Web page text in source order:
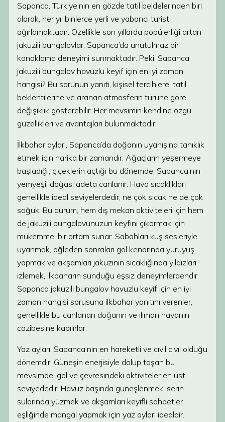
Sapanca, Türkiye’nin en gözde tatil beldelerinden biri
olarak, her yıl binlerce yerli ve yabancı turisti
ağırlamaktadır. Özellikle son yıllarda popülerliği artan
jakuzili bungalovlar, Sapanca’da unutulmaz bir
konaklama deneyimi sunmaktadır. Peki, Sapanca
jakuzili bungalov havuzlu keyif için en iyi zaman
hangisi? Bu sorunun yanıtı, kişisel tercihlere, tatil
beklentilerine ve aranan atmosferin türüne göre
değişiklik gösterebilir. Her mevsimin kendine özgü
güzellikleri ve avantajları bulunmaktadır.
İlkbahar ayları, Sapanca’da doğanın uyanışına tanıklık
etmek için harika bir zamandır. Ağaçların yeşermeye
başladığı, çiçeklerin açtığı bu dönemde, Sapanca’nın
yemyeşil doğası adeta canlanır. Hava sıcaklıkları
genellikle ideal seviyelerdedir; ne çok sıcak ne de çok
soğuk. Bu durum, hem dış mekan aktiviteleri için hem
de jakuzili bungalovunuzun keyfini çıkarmak için
mükemmel bir ortam sunar. Sabahları kuş sesleriyle
uyanmak, öğleden sonraları göl kenarında yürüyüş
yapmak ve akşamları jakuzinin sıcaklığında yıldızları
izlemek, ilkbaharın sunduğu eşsiz deneyimlerdendir.
Sapanca jakuzili bungalov havuzlu keyif için en iyi
zaman hangisi sorusuna ilkbahar yanıtını verenler,
genellikle bu canlanan doğanın ve ılıman havanın
cazibesine kapılırlar.
Yaz ayları, Sapanca’nın en hareketli ve cıvıl cıvıl olduğu
dönemdir. Güneşin enerjisiyle dolup taşan bu
mevsimde, göl ve çevresindeki aktiviteler en üst
seviyededir. Havuz başında güneşlenmek, serin
sularında yüzmek ve akşamları keyifli sohbetler
eşliğinde mangal yapmak için yaz ayları idealdir.